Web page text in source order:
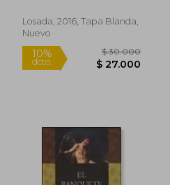
10%
dcto.
$ 40.000
Rápido
Losada, 2016, Tapa Blanda,
Nuevo